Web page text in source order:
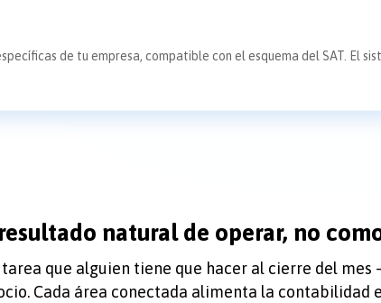
de tu empresa, compatible con el esquema del SAT. El
natural de operar, no
que alguien tiene que hacer al cierre del
Cada área conectada alimenta la contabilidad